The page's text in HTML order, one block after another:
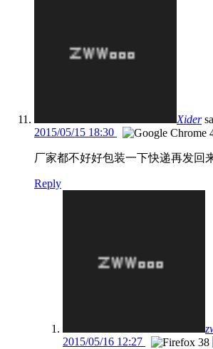
Xider
2015/05/15 18:30
厂家都不好好包装一下快递再发回
Reply
2015/05/16 12:27